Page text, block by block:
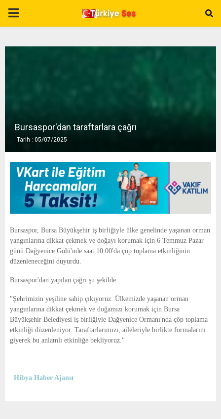
P
E
N
U
Bursaspor'dan taraftarlara çağrı
Tarih : 05/07/2025
Bursaspor, Bursa Büyükşehir iş birliğiyle ülke genelinde yaşanan orman
yangınlarına dikkat çekmek ve doğayı korumak için 6 Temmuz Pazar
günü Dağyenice Gölü'nde saat 10.00'da çöp toplama etkinliğinin
düzenleneceğini duyurdu.
Bursaspor'dan yapılan çağrı şu şekilde:
"Şehrimizin yeşiline sahip çıkıyoruz. Ülkemizde yaşanan orman
yangınlarına dikkat çekmek ve doğamızı korumak için Bursa
Büyükşehir Belediyesi iş birliğiyle Dağyenice Ormanı'nda çöp toplama
etkinliği düzenleniyor. Taraftarlarımızı, aileleriyle birlikte formalarını
giyerek bu anlamlı etkinliğe bekliyoruz."
Hibya Haber Ajansı